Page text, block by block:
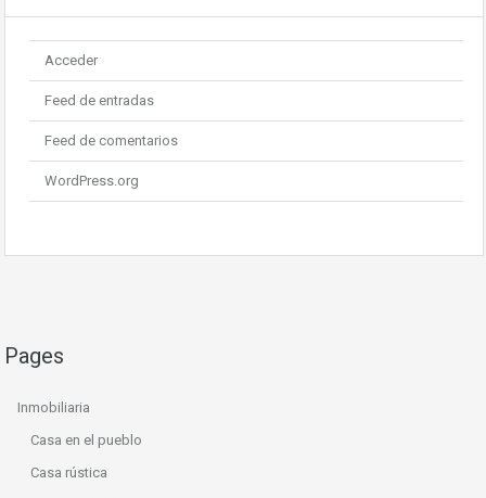
Acceder
Feed de entradas
Feed de comentarios
WordPress.org
Pages
Inmobiliaria
Casa en el pueblo
Casa rústica